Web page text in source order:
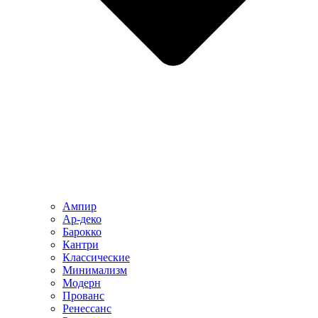
Ампир
Ар-деко
Барокко
Кантри
Классические
Минимализм
Модерн
Прованс
Ренессанс